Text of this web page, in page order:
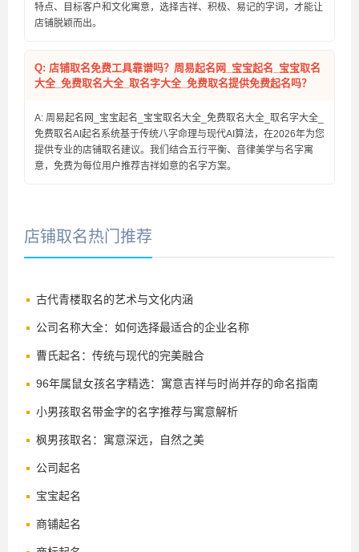
特点、目标客户和文化寓意，选择吉祥、积极、易记的字词，才能让
店铺脱颖而出。
Q: 店铺取名免费工具靠谱吗？周易起名网_宝宝起名_宝宝取名
大全_免费取名大全_取名字大全_免费取名提供免费起名吗？
A: 周易起名网_宝宝起名_宝宝取名大全_免费取名大全_取名字大全_
免费取名AI起名系统基于传统八字命理与现代AI算法，在2026年为您
提供专业的店铺取名建议。我们结合五行平衡、音律美学与名字寓
意，免费为每位用户推荐吉祥如意的名字方案。
店铺取名热门推荐
古代青楼取名的艺术与文化内涵
公司名称大全：如何选择最适合的企业名称
曹氏起名：传统与现代的完美融合
96年属鼠女孩名字精选：寓意吉祥与时尚并存的命名指南
小男孩取名带金字的名字推荐与寓意解析
枫男孩取名：寓意深远，自然之美
公司起名
宝宝起名
商铺起名